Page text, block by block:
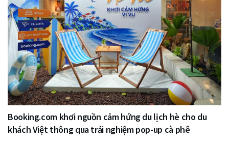
Booking.com khơi nguồn cảm hứng du lịch hè cho du
khách Việt thông qua trải nghiệm pop-up cà phê